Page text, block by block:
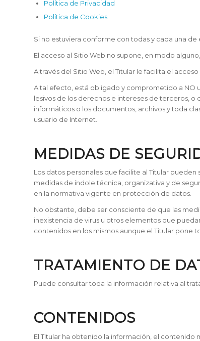
Política de Privacidad
Política de Cookies
Si no estuviera conforme con todas y cada una
El acceso al Sitio Web no supone, en modo
A través del Sitio Web, el Titular le facilita el
A tal efecto, está obligado y comprometido a NO
lesivos de los derechos e intereses de terceros,
informáticos o los documentos, archivos y toda
usuario de Internet.
MEDIDAS DE
Los datos personales que facilite al Titular
medidas de índole técnica, organizativa y de
en la normativa vigente en protección de datos.
No obstante, debe ser consciente de que las
inexistencia de virus u otros elementos que
contenidos en los mismos aunque el Titular pone
TRATAMIENTO DE
Puede consultar toda la información relativa al
CONTENIDOS
El Titular ha obtenido la información, el contenido